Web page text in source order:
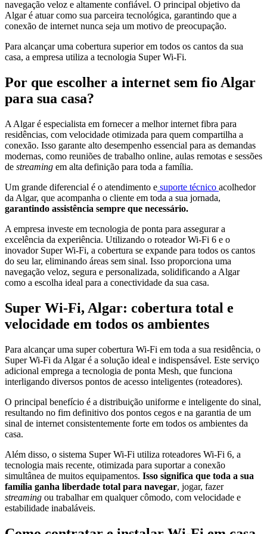
navegação veloz e altamente confiável. O principal objetivo da
Algar é atuar como sua parceira tecnológica, garantindo que a
conexão de internet nunca seja um motivo de preocupação.
Para alcançar uma cobertura superior em todos os cantos da sua
casa, a empresa utiliza a tecnologia Super Wi-Fi.
Por que escolher a internet sem fio Algar
para sua casa?
A Algar é especialista em fornecer a melhor internet fibra para
residências, com velocidade otimizada para quem compartilha a
conexão. Isso garante alto desempenho essencial para as demandas
modernas, como reuniões de trabalho online, aulas remotas e sessões
de streaming em alta definição para toda a família.
Um grande diferencial é o atendimento e suporte técnico acolhedor
da Algar, que acompanha o cliente em toda a sua jornada,
garantindo assistência sempre que necessário.
A empresa investe em tecnologia de ponta para assegurar a
excelência da experiência. Utilizando o roteador Wi-Fi 6 e o
inovador Super Wi-Fi, a cobertura se expande para todos os cantos
do seu lar, eliminando áreas sem sinal. Isso proporciona uma
navegação veloz, segura e personalizada, solidificando a Algar
como a escolha ideal para a conectividade da sua casa.
Super Wi-Fi, Algar: cobertura total e
velocidade em todos os ambientes
Para alcançar uma super cobertura Wi-Fi em toda a sua residência, o
Super Wi-Fi da Algar é a solução ideal e indispensável. Este serviço
adicional emprega a tecnologia de ponta Mesh, que funciona
interligando diversos pontos de acesso inteligentes (roteadores).
O principal benefício é a distribuição uniforme e inteligente do sinal,
resultando no fim definitivo dos pontos cegos e na garantia de um
sinal de internet consistentemente forte em todos os ambientes da
casa.
Além disso, o sistema Super Wi-Fi utiliza roteadores Wi-Fi 6, a
tecnologia mais recente, otimizada para suportar a conexão
simultânea de muitos equipamentos. Isso significa que toda a sua
família ganha liberdade total para navegar, jogar, fazer
streaming ou trabalhar em qualquer cômodo, com velocidade e
estabilidade inabaláveis.